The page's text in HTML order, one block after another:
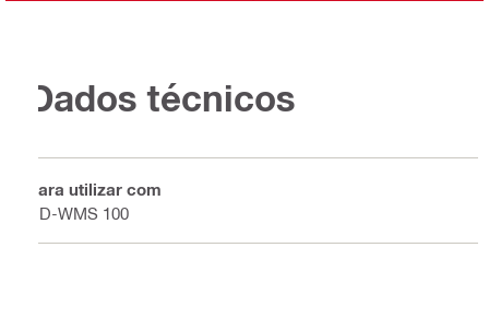
Dados técnicos
Para utilizar com
DD-WMS 100